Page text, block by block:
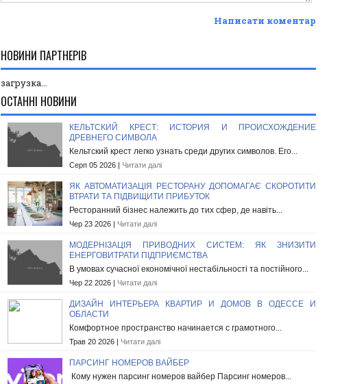
Написати коментар
НОВИНИ ПАРТНЕРІВ
загрузка...
ОСТАННІ НОВИНИ
КЕЛЬТСКИЙ КРЕСТ: ИСТОРИЯ И ПРОИСХОЖДЕНИЕ
ДРЕВНЕГО СИМВОЛА
Кельтский крест легко узнать среди других символов. Его...
Серп 05 2026 | Читати далі
ЯК АВТОМАТИЗАЦІЯ РЕСТОРАНУ ДОПОМАГАЄ СКОРОТИТИ
ВТРАТИ ТА ПІДВИЩИТИ ПРИБУТОК
Ресторанний бізнес належить до тих сфер, де навіть...
Чер 23 2026 | Читати далі
МОДЕРНІЗАЦІЯ ПРИВОДНИХ СИСТЕМ: ЯК ЗНИЗИТИ
ЕНЕРГОВИТРАТИ ПІДПРИЄМСТВА
В умовах сучасної економічної нестабільності та постійного...
Чер 22 2026 | Читати далі
ДИЗАЙН ИНТЕРЬЕРА КВАРТИР И ДОМОВ В ОДЕССЕ И
ОБЛАСТИ
Комфортное пространство начинается с грамотного...
Трав 20 2026 | Читати далі
ПАРСИНГ НОМЕРОВ ВАЙБЕР
Кому нужен парсинг номеров вайбер Парсинг номеров...